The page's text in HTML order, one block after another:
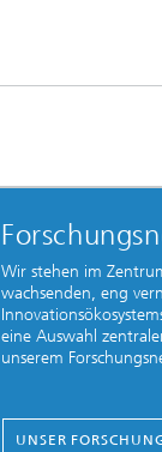
Wir stehen im
wachsenden, eng
eine Auswahl
unserem
UNSER